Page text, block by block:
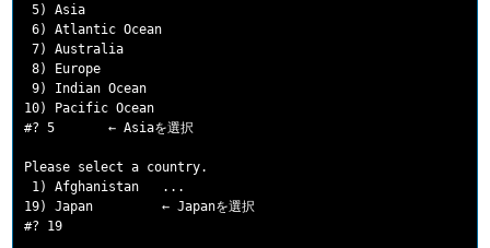
5) Asia
6) Atlantic Ocean
7) Australia
8) Europe
9) Indian Ocean
10) Pacific Ocean
#? 5       ← Asiaを選択
Please select a country.
1) Afghanistan   ...
19) Japan         ← Japanを選択
#? 19